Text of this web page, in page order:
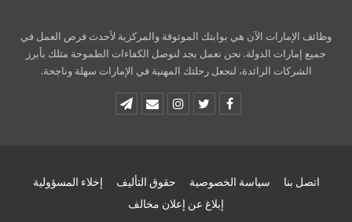
وظائف الإمارات الآن هي بوابتك الموثوقة والمركزية لأحدث فرص العمل في
جميع إمارات الدولة. نحن نعمل بجد لنوصل الكفاءات الطموحة مثلك بأبرز
الشركات الرائدة، لنجعل رحلتك المهنية في الإمارات سهلة وناجحة.
اتصل بنا سياسة الخصوصية حقوق التأليف
إخلاء المسؤولية
إبلاغ عن إعلان مخالف